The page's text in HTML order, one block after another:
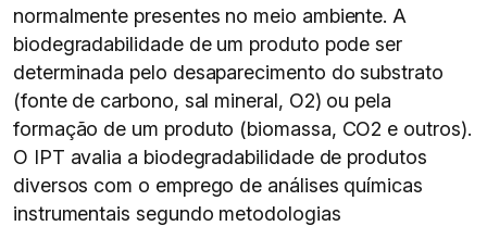
normalmente presentes no meio ambiente. A
biodegradabilidade de um produto pode ser
determinada pelo desaparecimento do substrato
(fonte de carbono, sal mineral, O2) ou pela
formação de um produto (biomassa, CO2 e outros).
O IPT avalia a biodegradabilidade de produtos
diversos com o emprego de análises químicas
instrumentais segundo metodologias